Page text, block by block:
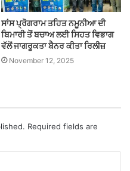
ਸਾਂਸ ਪ੍ਰੋਗਰਾਮ ਤਹਿਤ ਨਮੂਨੀਆ ਦੀ
ਬਿਮਾਰੀ ਤੋਂ ਬਚਾਅ ਲਈ ਸਿਹਤ ਵਿਭਾਗ
ਵੱਲੋਂ ਜਾਗਰੂਕਤਾ ਬੈਨਰ ਕੀਤਾ ਰਿਲੀਜ਼
November 12, 2025
Required fields are